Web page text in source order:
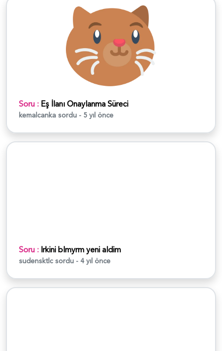
Soru : Eş İlanı Onaylanma Süreci
kemalcanka sordu - 5 yıl önce
Soru : Irkini blmyrm yeni aldim
sudensktlc sordu - 4 yıl önce